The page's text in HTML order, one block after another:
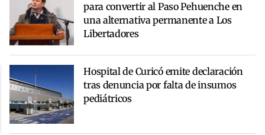
para convertir al Paso Pehuenche en
una alternativa permanente a Los
Libertadores
Hospital de Curicó emite declaración
tras denuncia por falta de insumos
pediátricos